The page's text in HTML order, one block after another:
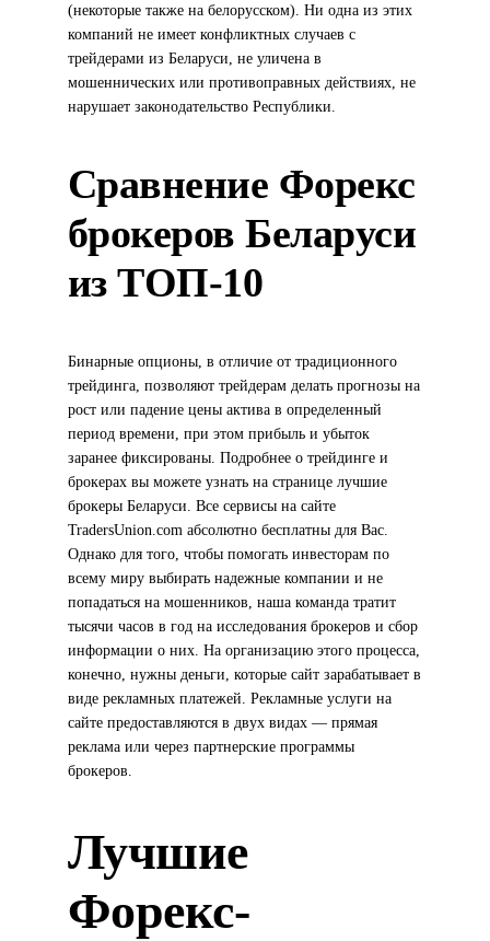
(некоторые также на белорусском). Ни одна из этих
компаний не имеет конфликтных случаев с
трейдерами из Беларуси, не уличена в
мошеннических или противоправных действиях, не
нарушает законодательство Республики.
Сравнение Форекс
брокеров Беларуси
из ТОП-10
Бинарные опционы, в отличие от традиционного
трейдинга, позволяют трейдерам делать прогнозы на
рост или падение цены актива в определенный
период времени, при этом прибыль и убыток
заранее фиксированы. Подробнее о трейдинге и
брокерах вы можете узнать на странице лучшие
брокеры Беларуси. Все сервисы на сайте
TradersUnion.com абсолютно бесплатны для Вас.
Однако для того, чтобы помогать инвесторам по
всему миру выбирать надежные компании и не
попадаться на мошенников, наша команда тратит
тысячи часов в год на исследования брокеров и сбор
информации о них. На организацию этого процесса,
конечно, нужны деньги, которые сайт зарабатывает в
виде рекламных платежей. Рекламные услуги на
сайте предоставляются в двух видах — прямая
реклама или через партнерские программы
брокеров.
Лучшие
Форекс-